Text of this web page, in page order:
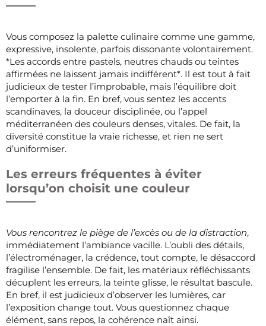
Vous composez la palette culinaire comme une gamme,
expressive, insolente, parfois dissonante volontairement.
*Les accords entre pastels, neutres chauds ou teintes
affirmées ne laissent jamais indifférent*. Il est tout à fait
judicieux de tester l’improbable, mais l’équilibre doit
l’emporter à la fin. En bref, vous sentez les accents
scandinaves, la douceur disciplinée, ou l’appel
méditerranéen des couleurs denses, vitales. De fait, la
diversité constitue la vraie richesse, et rien ne sert
d’uniformiser.
Les erreurs fréquentes à éviter
lorsqu’on choisit une couleur
Vous rencontrez le piège de l’excès ou de la distraction,
immédiatement l’ambiance vacille. L’oubli des détails,
l’électroménager, la crédence, tout compte, le désaccord
fragilise l’ensemble. De fait, les matériaux réfléchissants
décuplent les erreurs, la teinte glisse, le résultat bascule.
En bref, il est judicieux d’observer les lumières, car
l’exposition change tout. Vous questionnez chaque
élément, sans repos, la cohérence naît ainsi.